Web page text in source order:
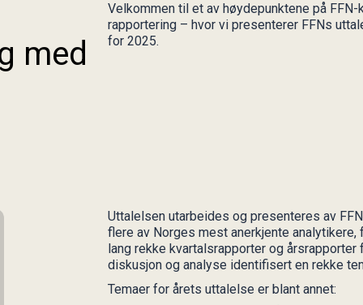
Publikasjoner
Stockmanprisen
med
Velkommen til et av høydepunktene på
rapportering – hvor vi presenterer FFNs
for 2025.
Uttalelsen utarbeides og presenteres av
flere av Norges mest anerkjente
lang rekke kvartalsrapporter og
diskusjon og analyse identifisert en rekke
Temaer for årets uttalelse er blant annet: